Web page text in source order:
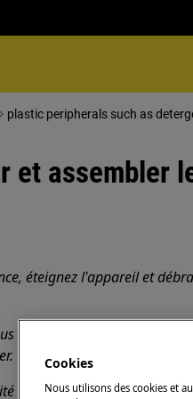
plastic peripherals such as
et assembler
éteignez l'appareil et
déplacez des appareils,
et des chaussures fermées.
Cookies
Nous utilisons des cookies et